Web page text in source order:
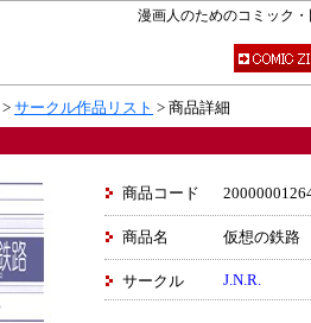
漫画人のためのコミック
> サークル作品リスト > 商品詳細
商品コード
商品名 仮想の鉄路
サークル J.N.R.